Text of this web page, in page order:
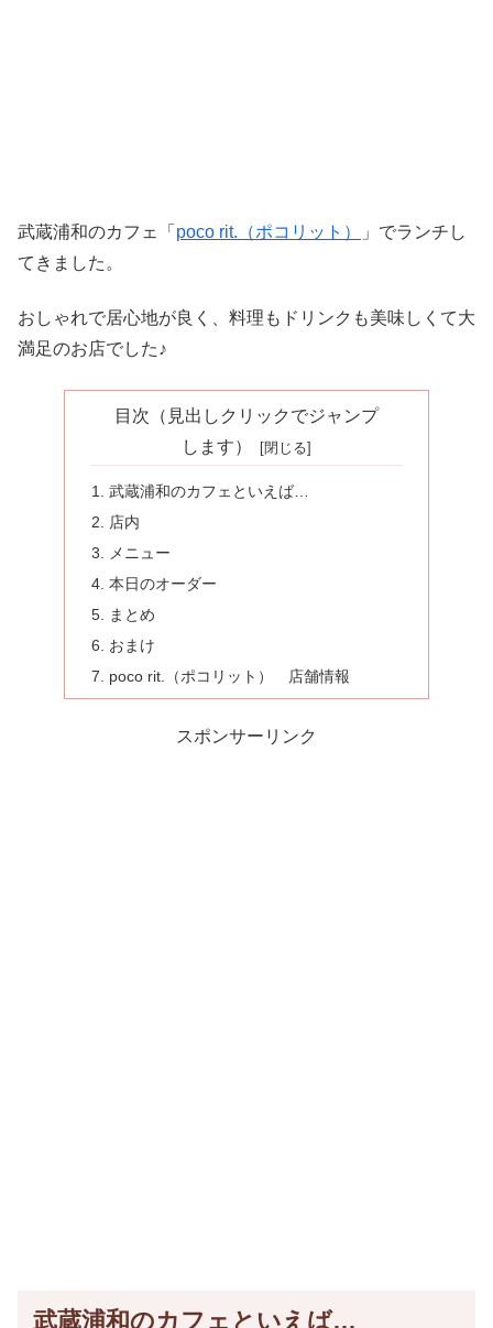
武蔵浦和のカフェ「 poco rit.（ポコリット）
」でランチし
てきました。
おしゃれで居心地が良く、料理もドリンクも美味しくて大
満足のお店でした♪
目次（見出しクリックでジャンプ
します）
武蔵浦和のカフェといえば…
店内
メニュー
本日のオーダー
まとめ
おまけ
poco rit.（ポコリット） 店舗情報
スポンサーリンク
武蔵浦和のカフェといえば…